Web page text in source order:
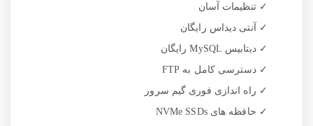
✓تنظیمات آسان
✓
آنتی دیداس رایگان
✓دیتابیس MySQL رایگان
✓دسترسی کامل به FTP
✓ راه اندازی فوری گیم سرور
✓ حافظه های NVMe SSDs